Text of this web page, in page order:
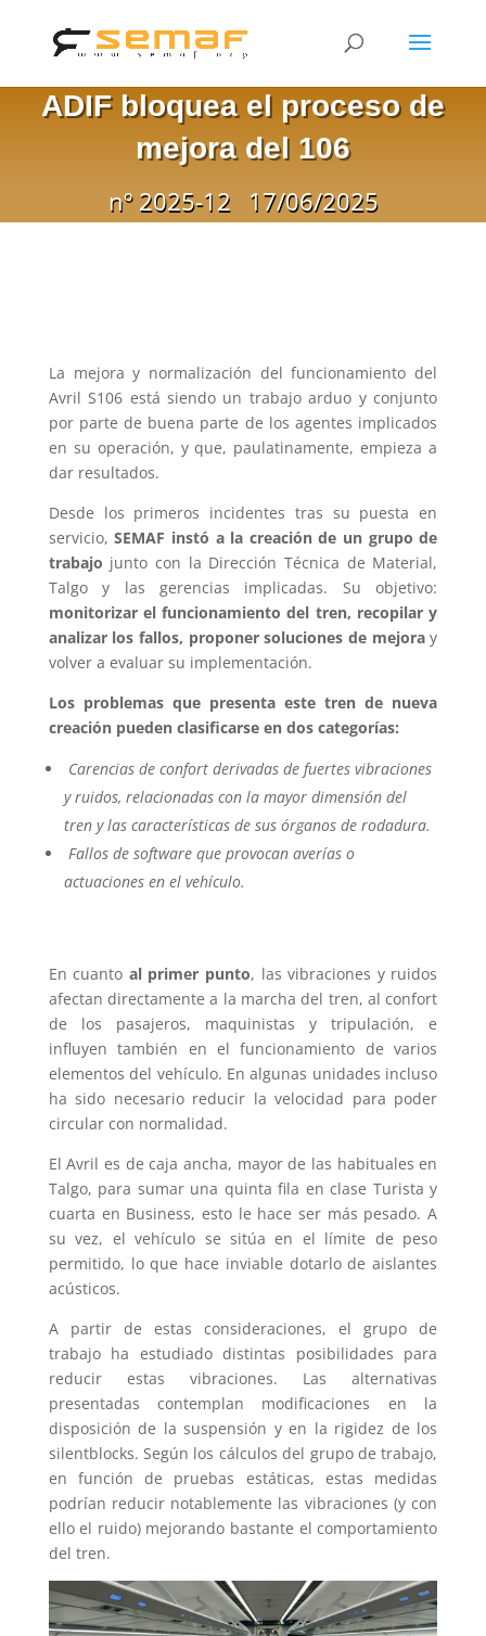
ADIF bloquea el proceso de
mejora del 106
nº 2025-12 17/06/2025
La mejora y normalización del funcionamiento del
Avril S106 está siendo un trabajo arduo y conjunto
por parte de buena parte de los agentes implicados
en su operación, y que, paulatinamente, empieza a
dar resultados.
Desde los primeros incidentes tras su puesta en
servicio,SEMAF instó a la creación de un grupo de
trabajo junto con la Dirección Técnica de Material,
Talgo y las gerencias implicadas. Su objetivo:
monitorizar el funcionamiento del tren, recopilar y
analizar los fallos, proponer soluciones de mejoray
volver a evaluar su implementación.
Los problemas que presenta este tren de nueva
creación pueden clasificarse en dos categorías:
Carencias de confort derivadas de fuertes vibraciones
y ruidos, relacionadas con la mayor dimensión del
tren y las características de sus órganos de rodadura.
Fallos de software que provocan averías o
actuaciones en el vehículo.
En cuanto al primer punto, las vibraciones y ruidos
afectan directamente a la marcha del tren, al confort
de los pasajeros, maquinistas y tripulación, e
influyen también en el funcionamiento de varios
elementos del vehículo. En algunas unidades incluso
ha sido necesario reducir la velocidad para poder
circular con normalidad.
El Avril es de caja ancha, mayor de las habituales en
Talgo, para sumar una quinta fila en clase Turista y
cuarta en Business, esto le hace ser más pesado. A
su vez, el vehículo se sitúa en el límite de peso
permitido, lo que hace inviable dotarlo de aislantes
acústicos.
A partir de estas consideraciones, el grupo de
trabajo ha estudiado distintas posibilidades para
reducir estas vibraciones. Las alternativas
presentadas contemplan modificaciones en la
disposición de la suspensión y en la rigidez de los
silentblocks. Según los cálculos del grupo de trabajo,
en función de pruebas estáticas, estas medidas
podrían reducir notablemente las vibraciones (y con
ello el ruido) mejorando bastante el comportamiento
del tren.